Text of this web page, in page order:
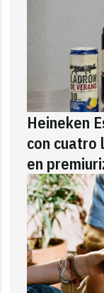
Heineken
con cuatro
en